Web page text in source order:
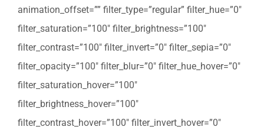
animation_offset=”” filter_type=”regular” filter_hue=”0″
filter_saturation=”100″ filter_brightness=”100″
filter_contrast=”100″ filter_invert=”0″ filter_sepia=”0″
filter_opacity=”100″ filter_blur=”0″ filter_hue_hover=”0″
filter_saturation_hover=”100″
filter_brightness_hover=”100″
filter_contrast_hover=”100″ filter_invert_hover=”0″